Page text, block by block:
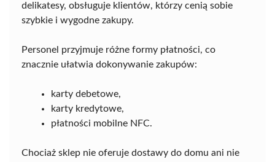
delikatesy, obsługuje klientów, którzy cenią sobie
szybkie i wygodne zakupy.
Personel przyjmuje różne formy płatności, co
znacznie ułatwia dokonywanie zakupów:
karty debetowe,
karty kredytowe,
płatności mobilne NFC.
Chociaż sklep nie oferuje dostawy do domu ani nie